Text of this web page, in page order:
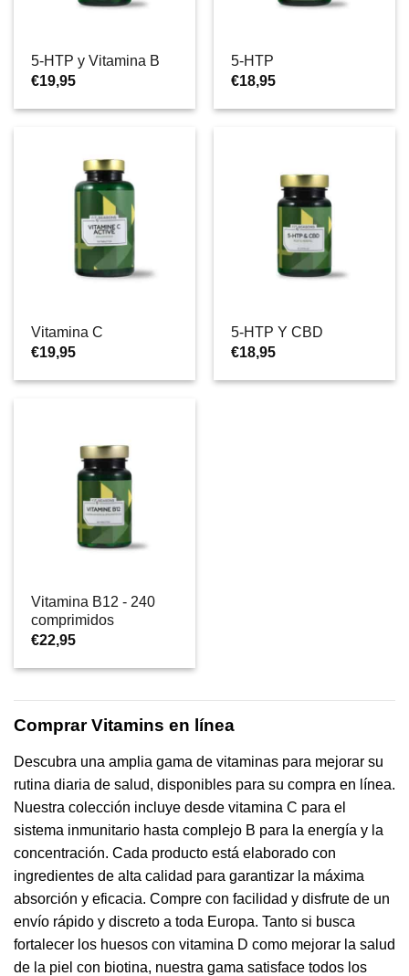
5-HTP y Vitamina B
€19,95
5-HTP
€18,95
Vitamina C
€19,95
5-HTP Y CBD
€18,95
Vitamina B12 - 240
comprimidos
€22,95
Comprar Vitamins en línea
Descubra una amplia gama de vitaminas para mejorar su
rutina diaria de salud, disponibles para su compra en línea.
Nuestra colección incluye desde vitamina C para el
sistema inmunitario hasta complejo B para la energía y la
concentración. Cada producto está elaborado con
ingredientes de alta calidad para garantizar la máxima
absorción y eficacia. Compre con facilidad y disfrute de un
envío rápido y discreto a toda Europa. Tanto si busca
fortalecer los huesos con vitamina D como mejorar la salud
de la piel con biotina, nuestra gama satisface todos los